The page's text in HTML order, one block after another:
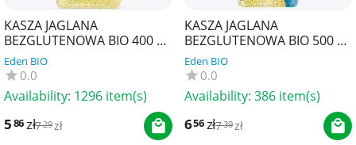
KASZA JAGLANA
BEZGLUTENOWA BIO 400 g -
BIO PLANET
Eden BIO
0.0
Availability: 1296 item(s)
586zł729zł
KASZA JAGLANA
BEZGLUTENOWA BIO 500 g -
BIO PLANET
Eden BIO
0.0
Availability: 386 item(s)
656zł739zł